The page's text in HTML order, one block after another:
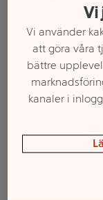
Vi
Vi använder
att göra våra
bättre
kanaler i